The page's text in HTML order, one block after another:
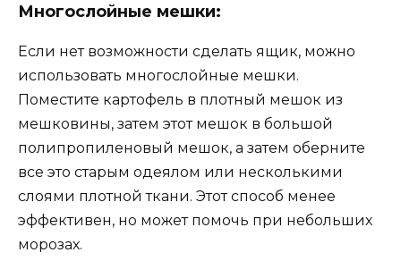
Многослойные мешки:
Если нет возможности сделать ящик, можно
использовать многослойные мешки.
Поместите картофель в плотный мешок из
мешковины, затем этот мешок в большой
полипропиленовый мешок, а затем оберните
все это старым одеялом или несколькими
слоями плотной ткани. Этот способ менее
эффективен, но может помочь при небольших
морозах.